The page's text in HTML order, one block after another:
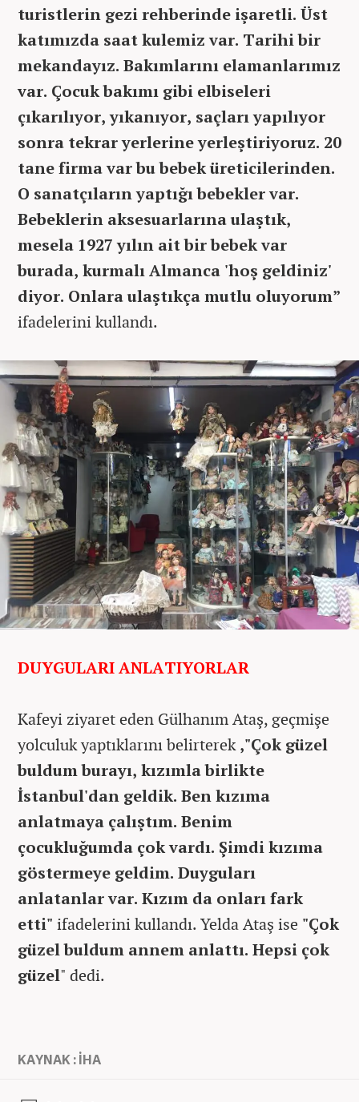
turistlerin gezi rehberinde işaretli. Üst
katımızda saat kulemiz var. Tarihi bir
mekandayız. Bakımlarını elamanlarımız
var. Çocuk bakımı gibi elbiseleri
çıkarılıyor, yıkanıyor, saçları yapılıyor
sonra tekrar yerlerine yerleştiriyoruz. 20
tane firma var bu bebek üreticilerinden.
O sanatçıların yaptığı bebekler var.
Bebeklerin aksesuarlarına ulaştık,
mesela 1927 yılın ait bir bebek var
burada, kurmalı Almanca 'hoş geldiniz'
diyor. Onlara ulaştıkça mutlu oluyorum”
ifadelerini kullandı.
DUYGULARI ANLATIYORLAR
Kafeyi ziyaret eden Gülhanım Ataş, geçmişe
yolculuk yaptıklarını belirterek,"Çok güzel
buldum burayı, kızımla birlikte
İstanbul'dan geldik. Ben kızıma
anlatmaya çalıştım. Benim
çocukluğumda çok vardı. Şimdi kızıma
göstermeye geldim. Duyguları
anlatanlar var. Kızım da onları fark
etti" ifadelerini kullandı. Yelda Ataş ise "Çok
güzel buldum annem anlattı. Hepsi çok
güzel" dedi.
KAYNAK : İHA